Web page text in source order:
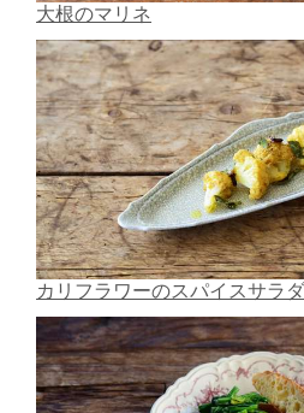
大根のマリネ
カリフラワーのスパイスサラダ